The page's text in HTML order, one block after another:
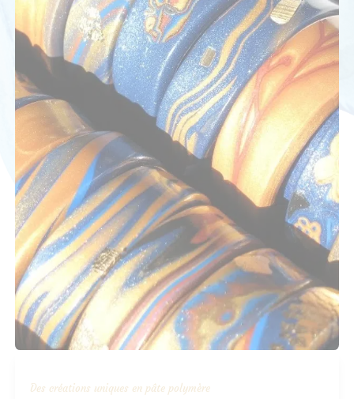
Des créations uniques en pâte polymère